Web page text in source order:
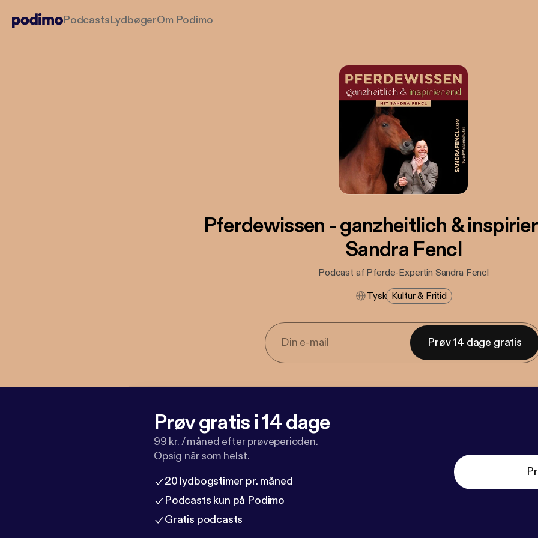
PodcastsLydbøgerOm Podimo
Pferdewissen - ganzheitlich &
Sandra Fencl
Podcast af Pferde-Expertin Sandra Fencl
Tysk Kultur & Fritid
Prøv 14 dage gratis
Prøv gratis i 14 dage
99 kr. / måned efter prøveperioden.
Opsig når som helst.
20 lydbogstimer pr. måned
Podcasts kun på Podimo
Gratis podcasts